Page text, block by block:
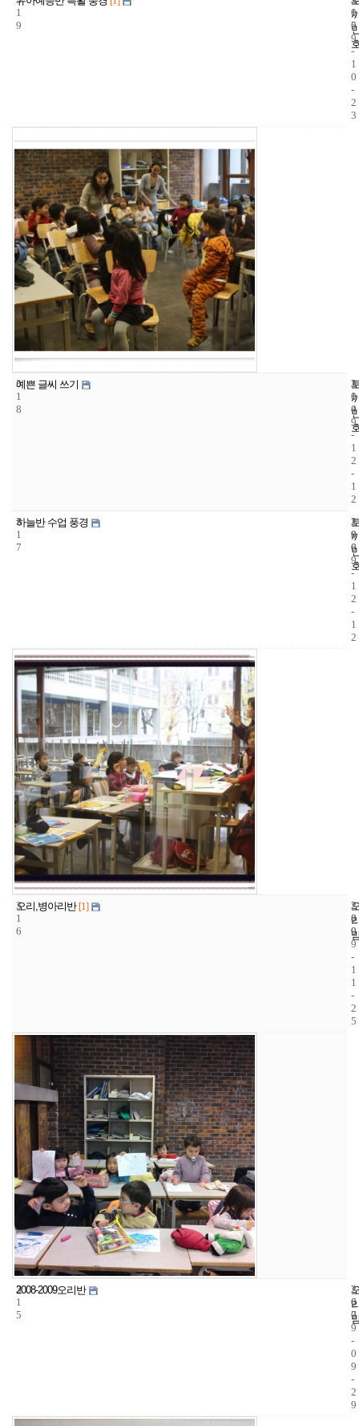
1
9
1
5
0
0
9
-
1
0
-
2
3
3
1
8
예쁜 글씨 쓰기
3
1
4
2
0
0
9
-
1
2
-
1
2
3
1
7
하늘반 수업 풍경
2
9
6
2
0
0
9
-
1
2
-
1
2
3
1
6
오리,병아리반 [1]
2
8
9
2
0
0
9
-
1
1
-
2
5
3
1
5
2008-2009오리반
2
6
7
2
0
0
9
-
0
9
-
2
9